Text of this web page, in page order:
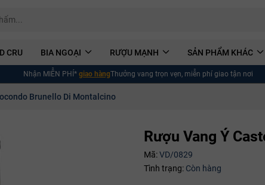
CRU BIA NGOẠI RƯỢU MẠNH SẢN PHẨM KHÁC
Nhận MIỄN PHÍ* giao hàngThưởng vang trọn vẹn, miễn phí giao tận nơi
Brunello Di Montalcino
Rượu Vang Ý
Mã:VD/0829
Tình trạng: Còn hàng